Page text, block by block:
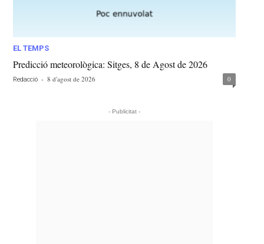
EL TEMPS
Predicció meteorològica: Sitges, 8 de Agost de 2026
Redacció - 8 d'agost de 2026 0
- Publicitat -